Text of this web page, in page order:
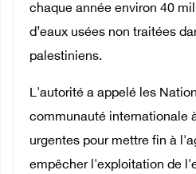
chaque année environ 40
d’eaux usées non traitées
palestiniens.
L'autorité a appelé les
communauté internationale
urgentes pour mettre fin à
empêcher l'exploitation de